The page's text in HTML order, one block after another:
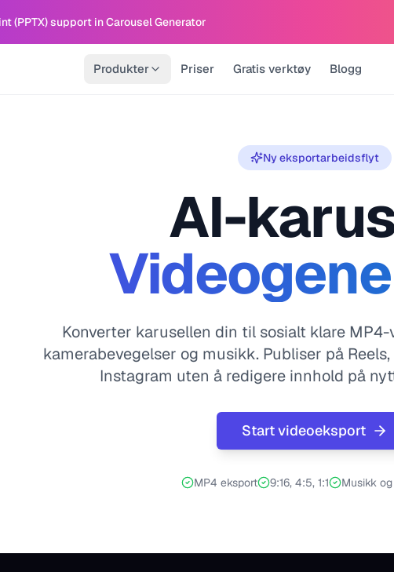
(PPTX) support in Carousel Generator
Produkter Priser Gratis verktøy Blogg
Ny eksportarbeidsflyt
AI-
Konverter karusellen din til sosialt klare
kamerabevegelser og musikk. Publiser på
Instagram uten å redigere innhold på
Start videoeksport
MP4 eksport 9:16, 4:5, 1:1 Musikk